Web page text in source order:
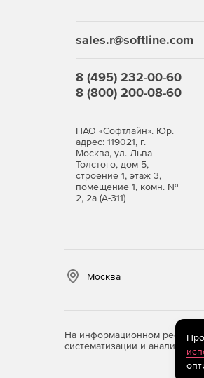
sales.r@softline.com
8 (495) 232-00-60
8 (800) 200-08-60
ПАО «Софтлайн». Юр.
адрес: 119021, г.
Москва, ул. Льва
Толстого, дом 5,
строение 1, этаж 3,
помещение 1, комн. №
2, 2а (А-311)
Москва
На информационном
систематизации и анализа